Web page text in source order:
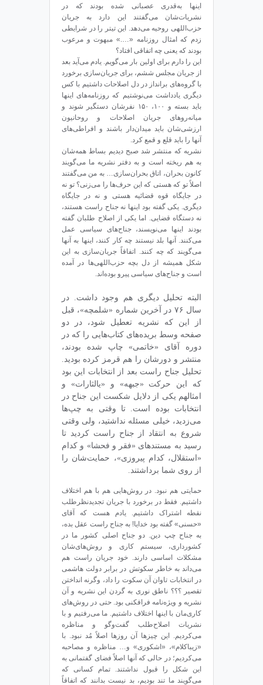
اینها به‌قدری عصبانی شده بودند که در
نشریات‌شان می‌گفتند این دارد به جریان
حزب‌اللهی روحیه می‌دهد. این تیتر را در شرایطی
زدم که امثال روزنامه‌ «….» مبهوت و مرعوب
بودند که یعنی چه اتفاقی افتاد؟
این را دارم برای اولین بار می‌گویم. یادم می‌آید بعد
از جریان مجلس ششم، برای جریان‌سازی برخورد
با گروه‌های برانداز در دل اصلاحات داشتیم با کس
دیگری یادداشت می‌نوشتیم که روزنامه‌های اینها
باید بسته و ۱۰۰، ۱۵۰ نفرشان دستگیر شوند و
میانه‌روهای جریان اصلاحات و روحانیون
ارزشی‌شان باید میدان‌دار باشند و افراطی‌های
آنها را باید قلع و قمع کرد.
نشریه که منتشر شد صبح دیدیم بساط همه‌شان
به هم ریخته است و به دفتر نشریه ما می‌گویند
کانون بحران، اتاق بحران‌سازی… به من می‌گفتند
اصلاً تو که هستی که این حرف‌ها را می‌زنی؟ تو نه
در جایگاه قوه قضائیه هستی و نه در جایگاه
دیگری. یکی گفته بود اینها نه جناح راست هستند،
نه دستگاه قضایی. اما یکی از اصلاح طلبان گفته
بودند اینها می‌نویسند، جناح‌های سیاسی عمل
می‌کنند. آنها بلد نیستند چه کار کنند، اینها به آنها
می‌گویند که چه کنند. اتفاقاً جریان‌سازی به این
شکل همیشه از دل بچه حزب‌اللهی‌ها در آمده
است و جناح‌های سیاسی پیرو بوده‌اند.
البته تحلیل دیگری هم وجود داشت. در
سال ۷۶ در آخرین شماره‌ «شلمچه»، قبل
از این که نشریه تعطیل شود، در دو
صفحه‌ وسط بریده‌های کتاب‌هایی را که در
دوره آقای «خاتمی» چاپ شده بودند،
منتشر و دورشان را هم قرمز کرده بودید.
تحلیل جناح راست بعد از انتخابات این بود
که این حرکت «جبهه» و «یالثارات» و
امثالهم یکی از دلایل شکست این جناح در
انتخابات بوده است. تا وقتی به چپ‌ها
می‌زدید، خیلی مسئله نداشتید، ولی وقتی
شروع به انتقاد از جناح راست کردید تا
رسید به مستندهای «فقر و فحشا» و کدام
«استقلال، کدام پیروزی»، حمایت‌شان را
از روی شما برداشتند.
حمایتی هم نبود. در روش‌هایی هم با هم اختلاف
داشتیم. فقط در برخورد با جریان تجدیدنظرطلب
نقطه اشتراک داشتیم. یادم هست که آقای
«حسنی» گفته بود خدایا! به جناح راست عقل بده،
به جناح چپ دین. دو جناح اصلی کشور ما در
کشورداری، سیستم کاری و روش‌های‌شان
مشکلات اساسی دارند. خود جریان راست هم
می‌داند به خاطر سکوتش در برابر دولت هاشمی
در انتخابات تاوان آن سکوت را داد، وگرنه انداختن
تقصیر ؟؟؟ ناطق نوری به گردن این نشریه و آن
نشریه و ویژه‌نامه فرافکنی بود. حتی در روش‌های
کاری‌مان با اینها اختلاف داشتیم. ما می‌رفتیم و با
نشریات اصلاح‌طلب گفت‌وگو و مناظره
می‌کردیم. این چیزها آن روزها اصلاً مُد نبود. با
«زیباکلام»، «اشکوری» و… مناظره و مصاحبه
می‌کردیم؛ در حالی که آنها اصلاً فضای گفتمانی به
این شکل را قبول نداشتند. تمام کسانی که
می‌گویند ما تند بودیم، بد نیست بدانند که اتفاقاً